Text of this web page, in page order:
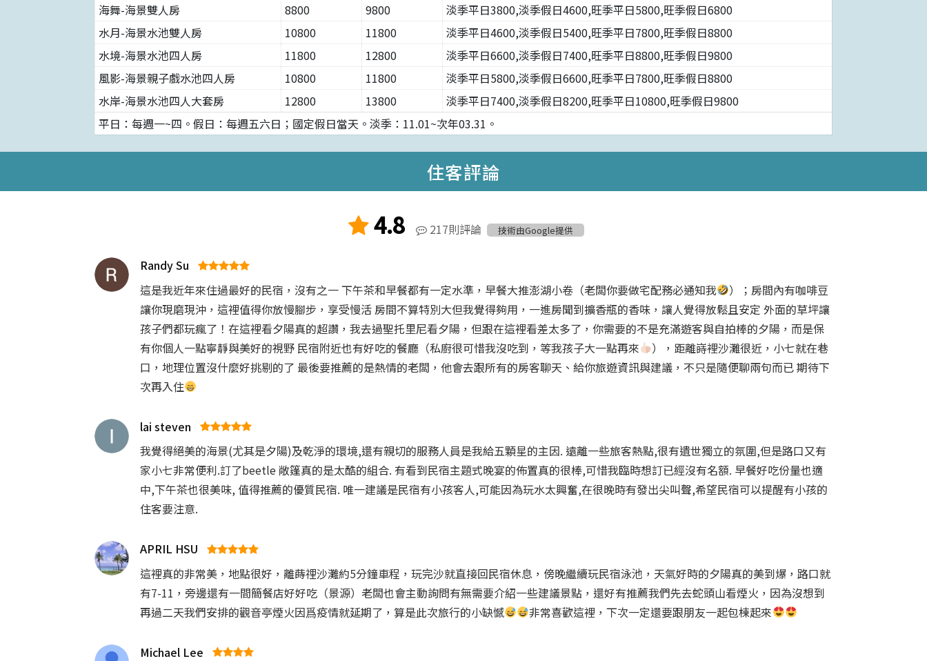
海舞-海景雙人房
8800 9800
淡季平日3800,淡季假日4600,旺季平日5800,旺季假日6800
水月-海景水池雙人房
10800 11800
淡季平日4600,淡季假日5400,旺季平日7800,旺季假日8800
水境-海景水池四人房
11800 12800
淡季平日6600,淡季假日7400,旺季平日8800,旺季假日9800
風影-海景親子戲水池四人房
10800 11800
淡季平日5800,淡季假日6600,旺季平日7800,旺季假日8800
水岸-海景水池四人大套房
12800 13800
淡季平日7400,淡季假日8200,旺季平日10800,旺季假日9800
平日：每週一~四。假日：每週五六日；國定假日當天。淡季：11.01~次年03.31。
住客評論
4.8 217則評論 技術由Google提供
Randy Su
這是我近年來住過最好的民宿，沒有之一 下午茶和早餐都有一定水準，早餐大推澎湖小卷（老闆你要做宅配務必通知我
）；房間內有咖啡豆
讓你現磨現沖，這裡值得你放慢腳步，享受慢活 房間不算特別大但我覺得夠用，一進房聞到擴香瓶的香味，讓人覺得放鬆且安定 外面的草坪讓
孩子們都玩瘋了！在這裡看夕陽真的超讚，我去過聖托里尼看夕陽，但跟在這裡看差太多了，你需要的不是充滿遊客與自拍棒的夕陽，而是保
有你個人一點寧靜與美好的視野 民宿附近也有好吃的餐廳（私廚很可惜我沒吃到，等我孩子大一點再來
），距離嵵裡沙灘很近，小七就在巷
口，地理位置沒什麼好挑剔的了 最後要推薦的是熱情的老闆，他會去跟所有的房客聊天、給你旅遊資訊與建議，不只是隨便聊兩句而已 期待下
次再入住
lai steven
我覺得絕美的海景(尤其是夕陽)及乾淨的環境,還有親切的服務人員是我給五顆星的主因. 遠離一些旅客熱點,很有遺世獨立的氛圍,但是路口又有
家小七非常便利.訂了beetle 敞篷真的是太酷的組合. 有看到民宿主題式晚宴的佈置真的很棒,可惜我臨時想訂已經沒有名額. 早餐好吃份量也適
中,下午茶也很美味, 值得推薦的優質民宿. 唯一建議是民宿有小孩客人,可能因為玩水太興奮,在很晚時有發出尖叫聲,希望民宿可以提醒有小孩的
住客要注意.
APRIL HSU
這裡真的非常美，地點很好，離蒔𥚃沙灘約5分鐘車程，玩完沙就直接回民宿休息，傍晚繼續玩民宿泳池，天氣好時的夕陽真的美到爆，路口就
有7-11，旁邊還有一間簡餐店好好吃（景源）老闆也會主動詢問有無需要介紹一些建議景點，還好有推薦我們先去蛇頭山看煙火，因為沒想到
再過二天我們安排的觀音亭煙火因爲疫情就延期了，算是此次旅行的小缺憾
非常喜歡這裡，下次一定還要跟朋友一起包棟起來
Michael Lee